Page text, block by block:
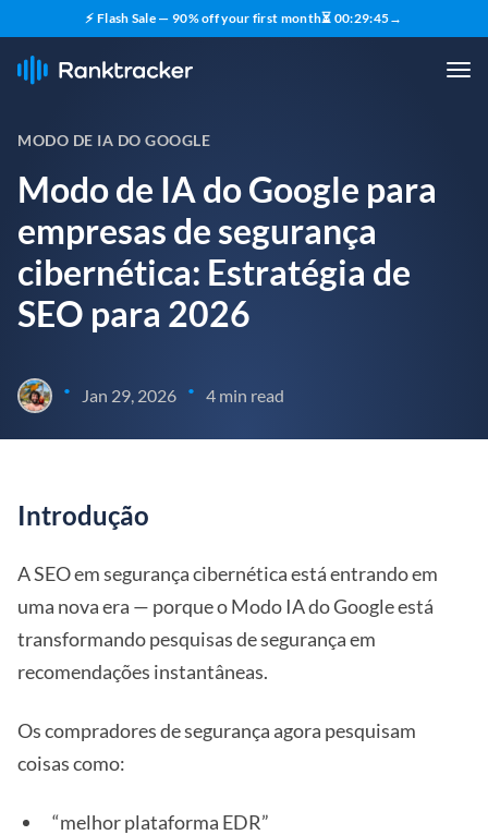
⚡ Flash Sale — 90% off your first month⏳ 00:29:44→
MODO DE IA DO GOOGLE
Modo de IA do Google para
empresas de segurança
cibernética: Estratégia de
SEO para 2026
• Jan 29, 2026 • 4 min read
Introdução
A SEO em segurança cibernética está entrando em
uma nova era — porque o Modo IA do Google está
transformando pesquisas de segurança em
recomendações instantâneas.
Os compradores de segurança agora pesquisam
coisas como:
“melhor plataforma EDR”